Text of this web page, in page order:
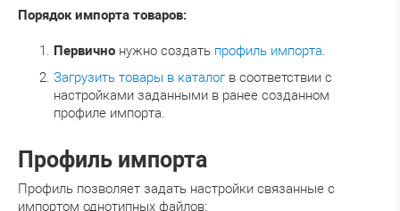
Порядок импорта товаров:
Первично нужно создать профиль импорта.
Загрузить товары в каталог в соответствии с
настройками заданными в ранее созданном
профиле импорта.
Профиль импорта
Профиль позволяет задать настройки связанные с
импортом однотипных файлов: